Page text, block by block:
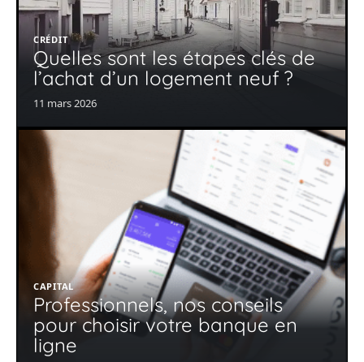
CRÉDIT
Quelles sont les étapes clés de
l’achat d’un logement neuf ?
11 mars 2026
CAPITAL
Professionnels, nos conseils
pour choisir votre banque en
ligne